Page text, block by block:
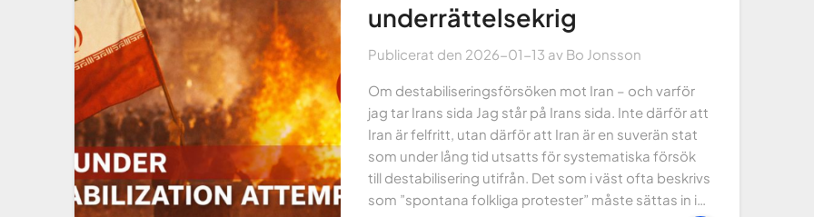
underrättelsekrig
Publicerat den 2026-01-13 av Bo Jonsson
Om destabiliseringsförsöken mot Iran – och varför
jag tar Irans sida Jag står på Irans sida. Inte därför att
Iran är felfritt, utan därför att Iran är en suverän stat
som under lång tid utsatts för systematiska försök
till destabilisering utifrån. Det som i väst ofta beskrivs
som ”spontana folkliga protester” måste sättas in i…